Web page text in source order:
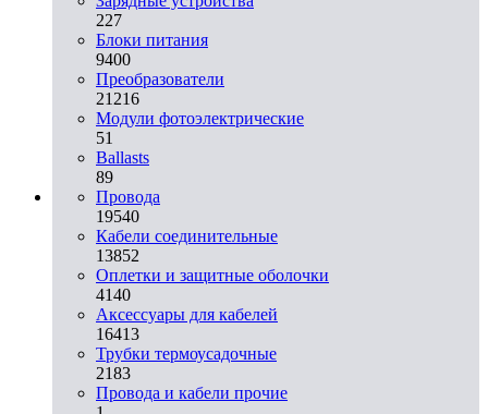
227
Блоки питания
9400
Преобразователи
21216
Модули фотоэлектрические
51
Ballasts
89
Провода
19540
Кабели соединительные
13852
Оплетки и защитные оболочки
4140
Аксессуары для кабелей
16413
Трубки термоусадочные
2183
Провода и кабели прочие